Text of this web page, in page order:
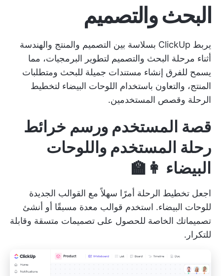
البحث والتصميم
يربط ClickUp بسلاسة بين التصميم والمنتج والهندسة
أثناء مرحلة البحث والتصميم لتطوير البرمجيات، مما
يسمح للفرق إنشاء مستندات جميلة للبحث ومتطلبات
المنتج، والتعاون باستخدام اللوحات البيضاء لتخطيط
الرحلة وقصص المستخدمين.
قصة المستخدم ورسم خرائط
رحلة المستخدم واللوحات
البيضاء 👩‍🏫
اجعل تخطيط الرحلة أمرًا سهلاً مع القوالب الجديدة
للوحات البيضاء. استخدم قوالب معدة مسبقًا أو أنشئ
تصميماتك الخاصة للحصول على تصميمات متسقة وقابلة
للتكرار.